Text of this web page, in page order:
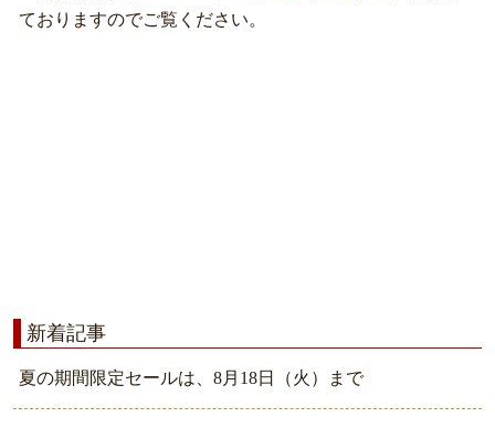
ておりますのでご覧ください。
新着記事
夏の期間限定セールは、8月18日（火）まで